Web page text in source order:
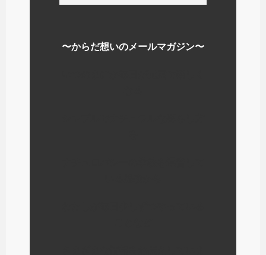
〜からだ想いのメールマガジン〜